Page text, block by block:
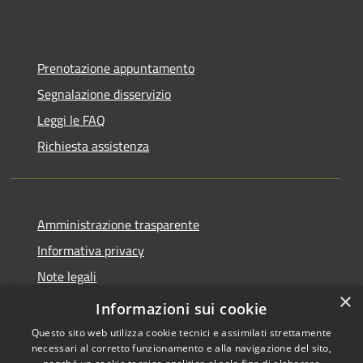
Prenotazione appuntamento
Segnalazione disservizio
Leggi le FAQ
Richiesta assistenza
Amministrazione trasparente
Informativa privacy
Note legali
Dichiarazione di accessibilità
×
Informazioni sui cookie
Questo sito web utilizza cookie tecnici e assimilati strettamente
necessari al corretto funzionamento e alla navigazione del sito,